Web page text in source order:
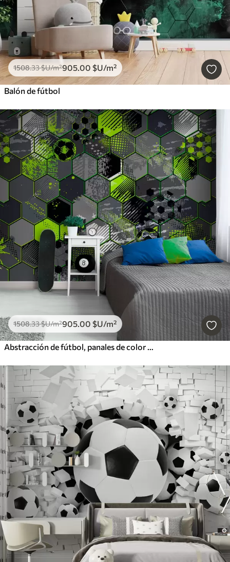
1508.33$U/m²905.00 $U/m²
Balón de fútbol
1508.33$U/m²905.00 $U/m²
Abstracción de fútbol, panales de color verde claro